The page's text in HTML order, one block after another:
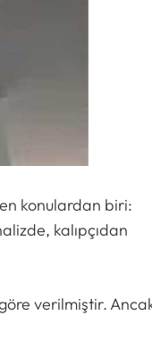
konulardan biri:
kalıpçıdan
verilmiştir.